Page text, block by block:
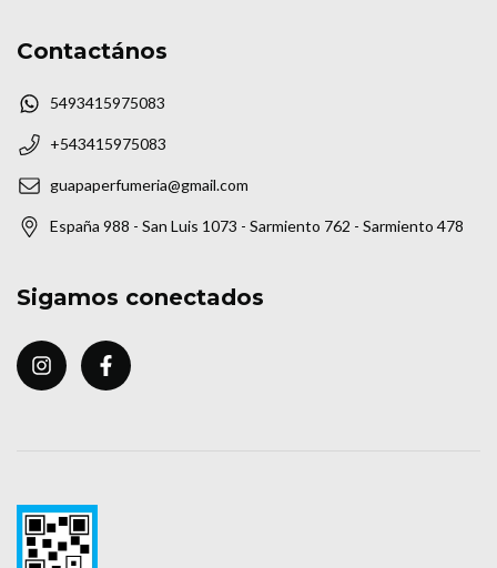
Contactános
5493415975083
+543415975083
guapaperfumeria@gmail.com
España 988 - San Luis 1073 - Sarmiento 762 - Sarmiento 478
Sigamos conectados